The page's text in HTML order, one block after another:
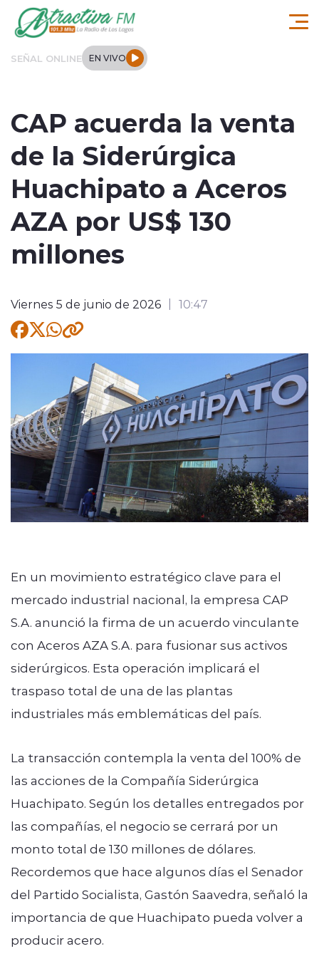
Click acá para ir directamente al contenido
SEÑAL ONLINE EN VIVO
Regionales
Tendencias
Internacional
Entrevistas
modo claro
CAP acuerda la venta
de la Siderúrgica
Huachipato a Aceros
AZA por US$ 130
millones
Viernes 5 de junio de 2026 10:47
En un movimiento estratégico clave para el
mercado industrial nacional, la empresa CAP
S.A. anunció la firma de un acuerdo vinculante
con Aceros AZA S.A. para fusionar sus activos
siderúrgicos. Esta operación implicará el
traspaso total de una de las plantas
industriales más emblemáticas del país.
La transacción contempla la venta del 100% de
las acciones de la Compañía Siderúrgica
Huachipato. Según los detalles entregados por
las compañías, el negocio se cerrará por un
monto total de 130 millones de dólares.
Recordemos que hace algunos días el Senador
del Partido Socialista, Gastón Saavedra, señaló la
importancia de que Huachipato pueda volver a
producir acero.